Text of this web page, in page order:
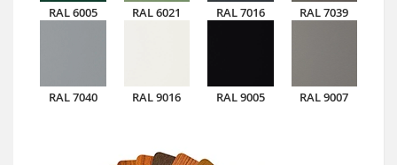
RAL 6005 RAL 6021 RAL 7016 RAL 7039
RAL 7040 RAL 9016 RAL 9005 RAL 9007